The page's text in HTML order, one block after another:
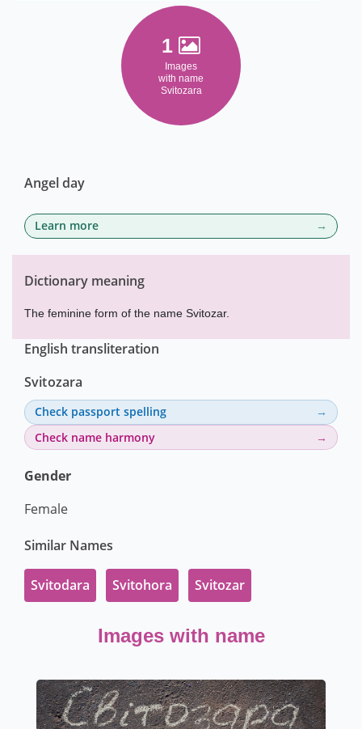
1
Images
with name
Svitozara
Angel day
Learn more
Dictionary meaning
The feminine form of the name Svitozar.
English transliteration
Svitozara
Check passport spelling
Check name harmony
Gender
Female
Similar Names
Svitodara Svitohora Svitozar
Images with name